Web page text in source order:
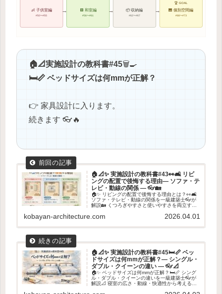
→ → →
👶 子供室編
#50〜#55
🟩 和室編
#56〜#61
📦 収納編
#62〜#67
🎹 個別空間編
#68〜#73
🏆 GOAL
🏠📐実施設計の教科書#45🗑️🍳
🛏️📏 ベッドサイズは何mmが正解？
👉 家具設計に入ります。
続きます 👓🔥
🏠📐✨ 実施設計の教科書#43👀🛋️ リビ
ングの配置で後悔する理由― ソファ・テ
レビ・動線の関係 ― 👓🏡
🏠✨ リビングの配置で後悔する理由とは？👀🛋️
ソファ・テレビ・動線の関係を一級建築士👓が
解説🏡 くつろぎやすさと使いやすさを両立する
kobayan-architecture.com 2026.04.01
🏠📐✨ 実施設計の教科書#45🛏️📏 ベッ
ドサイズは何mmが正解？― シングル・
ダブル・クイーンの違い ― 👓📐
🏠✨ ベッドサイズは何mmが正解？🛏️📏 シング
ル・ダブル・クイーンの違いを一級建築士👓が
解説📐 寝室の広さ・動線・快適性から考えるベ